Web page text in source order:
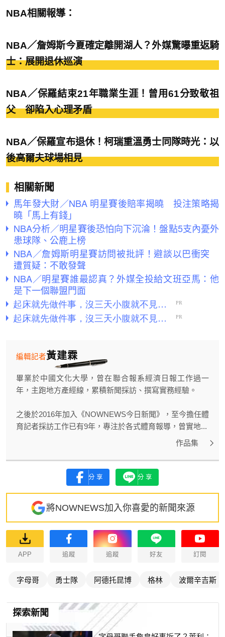
NBA相關報導：
NBA／詹姆斯今夏確定離開湖人？外媒驚曝重返騎
士：展開退休巡演
NBA／保羅結束21年職業生涯！曾用61分致敬祖
父 卻陷入心理矛盾
NBA／保羅宣布退休！柯瑞重溫勇士同隊時光：以
後高爾夫球場相見
相關新聞
馬年發大財／NBA 明星賽後賠率揭曉 投注策略揭
曉「馬上有錢」
NBA分析／明星賽後恐怕向下沉淪！盤點5支內憂外
患球隊、公鹿上榜
NBA／詹姆斯明星賽訪問被批評！避談以巴衝突
遭質疑：不敢發聲
NBA／明星賽誰最認真？外媒全投給文班亞馬：他
是下一個聯盟門面
黃建霖
編輯記者
畢業於中國文化大學，曾在聯合報系經濟日報工作過一
年，主跑地方產經線，累積新聞採訪、撰寫實務經驗。
之後於2016年加入《NOWNEWS今日新聞》，至今擔任體
育記者採訪工作已有9年，專注於各式體育報導，曾實地...
作品集
分享 分享
將NOWNEWS加入你喜愛的新聞來源
APP 追蹤 追蹤 好友 訂閱
字母哥 勇士隊 阿德托昆博 格林 波爾辛吉斯
探索新聞